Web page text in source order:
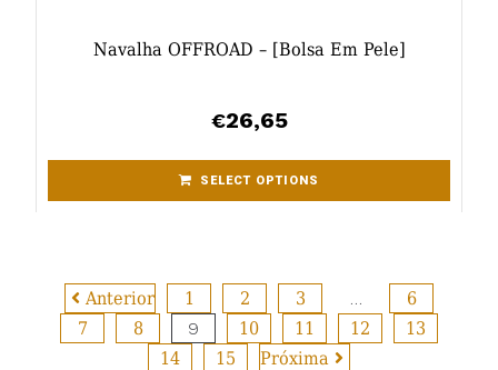
Navalha OFFROAD – [bolsa Em Pele]
€26,65
SELECT OPTIONS
Anterior 1 2 3 …
6
7
8 9 10 11 12
13
14
15 Próxima